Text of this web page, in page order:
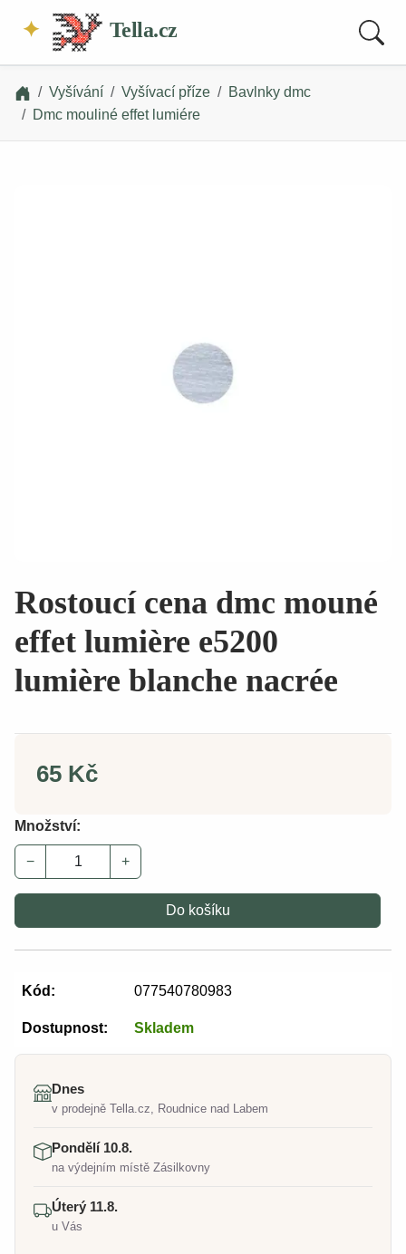
Tella.cz
Vyšívání Vyšívací příze
Bavlnky dmc
Dmc mouliné effet lumiére
Rostoucí cena dmc mouné
effet lumière e5200
lumière blanche nacrée
65 Kč
Množství:
− +
Do košíku
Kód: 077540780983
Dostupnost: Skladem
Dnes
v prodejně Tella.cz, Roudnice nad Labem
Pondělí 10.8.
na výdejním místě Zásilkovny
Úterý 11.8.
u Vás